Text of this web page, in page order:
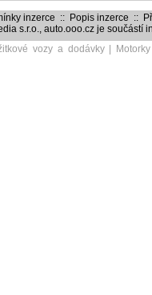
inzerce :: Popis inzerce ::
s.r.o., auto.ooo.cz je součástí
vozy a dodávky|